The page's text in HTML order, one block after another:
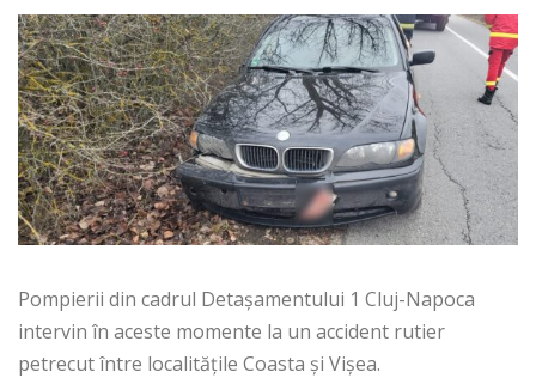
Pompierii din cadrul Detașamentului 1 Cluj-Napoca
intervin în aceste momente la un accident rutier
petrecut între localitățile Coasta și Vișea.